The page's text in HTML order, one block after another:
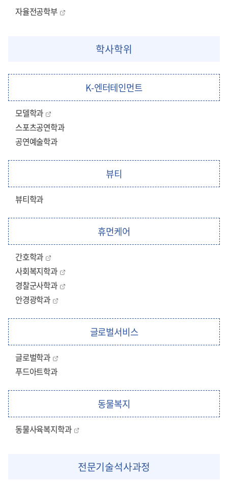
자율전공학부
학사학위
K-엔터테인먼트
모델학과
스포츠공연학과
공연예술학과
뷰티
뷰티학과
휴먼케어
간호학과
사회복지학과
경찰군사학과
안경광학과
글로벌서비스
글로벌학과
푸드아트학과
동물복지
동물사육복지학과
전문기술석사과정